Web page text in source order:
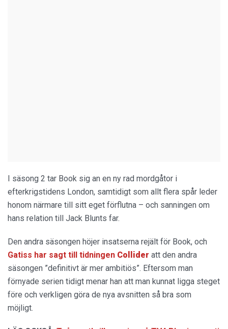
I säsong 2 tar Book sig an en ny rad mordgåtor i
efterkrigstidens London, samtidigt som allt flera spår leder
honom närmare till sitt eget förflutna – och sanningen om
hans relation till Jack Blunts far.
Den andra säsongen höjer insatserna rejält för Book, och
Gatiss har sagt till tidningen Collider att den andra
säsongen ”definitivt är mer ambitiös”. Eftersom man
förnyade serien tidigt menar han att man kunnat ligga steget
före och verkligen göra de nya avsnitten så bra som
möjligt.